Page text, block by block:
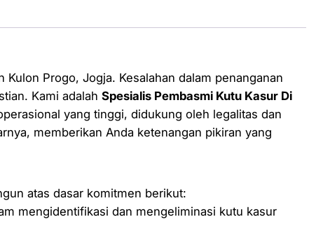
Progo, Jogja. Kesalahan dalam penanganan
Kami adalah Spesialis Pembasmi Kutu Kasur Di
yang tinggi, didukung oleh legalitas dan
memberikan Anda ketenangan pikiran yang
atas dasar komitmen berikut:
mengidentifikasi dan mengeliminasi kutu kasur